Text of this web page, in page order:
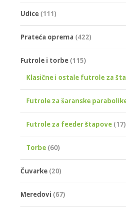
Udice (111)
Prateća oprema (422)
Futrole i torbe (115)
Klasične i ostale futrole za
Futrole za šaranske
Futrole za feeder štapove (17)
Torbe (60)
Čuvarke (20)
Meredovi (67)